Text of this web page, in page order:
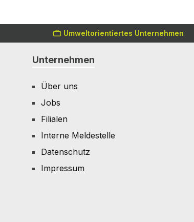
Umweltorientiertes Unternehmen
Unternehmen
Über uns
Jobs
Filialen
Interne Meldestelle
Datenschutz
Impressum